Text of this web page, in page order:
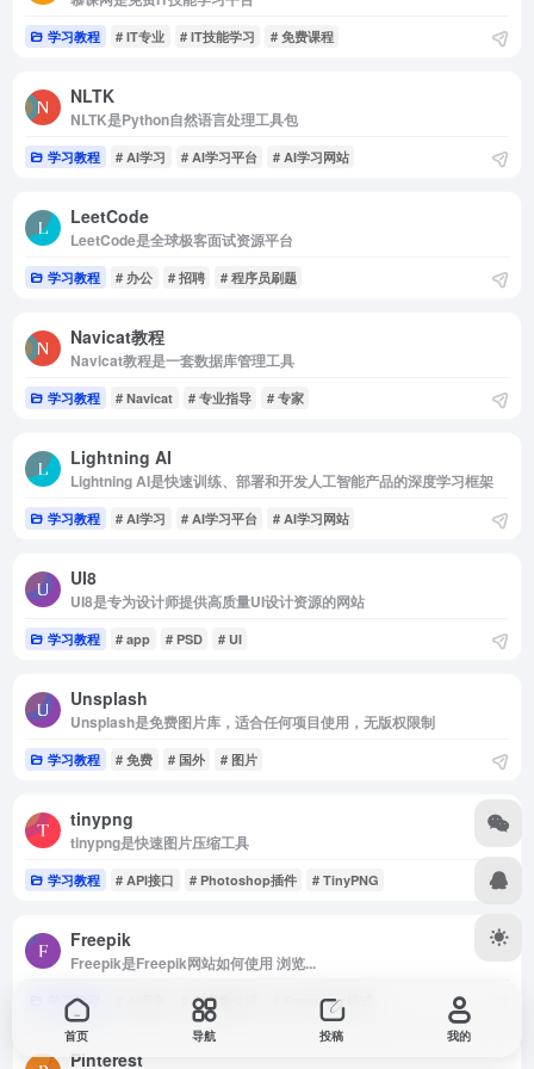
学习教程 # IT专业 # IT技能学习 # 免费课程
NLTK
NLTK是Python自然语言处理工具包
学习教程 # AI学习 # AI学习平台 # AI学习网站
LeetCode
LeetCode是全球极客面试资源平台
学习教程 # 办公 # 招聘 # 程序员刷题
Navicat教程
Navicat教程是一套数据库管理工具
学习教程 # Navicat # 专业指导 # 专家
Lightning AI
Lightning AI是快速训练、部署和开发人工智能产品的深度学习框架
学习教程 # AI学习 # AI学习平台 # AI学习网站
UI8
UI8是专为设计师提供高质量UI设计资源的网站
学习教程 # app # PSD # UI
Unsplash
Unsplash是免费图片库，适合任何项目使用，无版权限制
学习教程 # 免费 # 国外 # 图片
tinypng
tinypng是快速图片压缩工具
学习教程 # API接口 # Photoshop插件 # TinyPNG
Freepik
Freepik是Freepik网站如何使用 浏览...
学习教程 # AI图像生成 # Freemium模式
Pinterest
首页 导航 投稿 我的